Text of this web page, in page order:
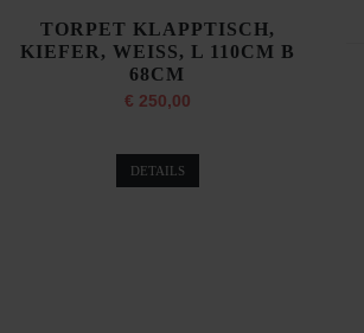
TORPET KLAPPTISCH,
KIEFER, WEISS, L 110CM B
68CM
€ 250,00
DETAILS